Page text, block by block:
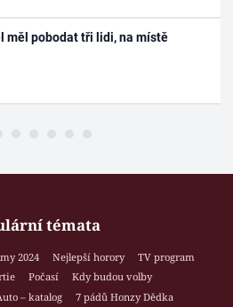
měl pobodat tři lidi, na místě
témata
2024 Nejlepší horory
TV program
Počasí
Kdy budou volby
– katalog
7 pádů Honzy Dědka